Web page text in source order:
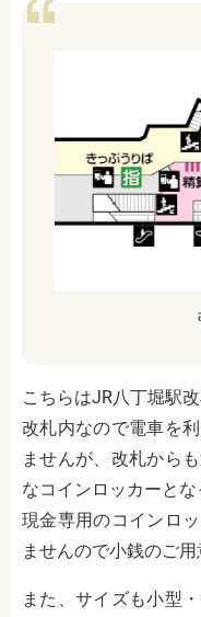
こちらはJR八丁堀駅
改札内なので電車を
ませんが、改札から
なコインロッカーとな
現金専用のコインロ
ませんので小銭のご
また、サイズも小型